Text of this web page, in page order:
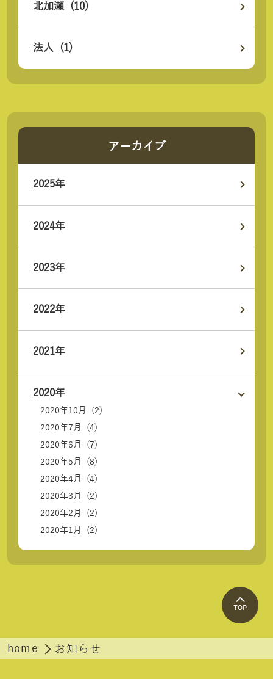
北加瀬 (10)
法人 (1)
アーカイブ
2025年
2024年
2023年
2022年
2021年
2020年
2020年10月 (2)
2020年7月 (4)
2020年6月 (7)
2020年5月 (8)
2020年4月 (4)
2020年3月 (2)
2020年2月 (2)
2020年1月 (2)
TOP
home お知らせ